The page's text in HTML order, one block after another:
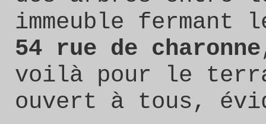
immeuble fermant
54 rue de charonne
voilà pour le
ouvert à tous,